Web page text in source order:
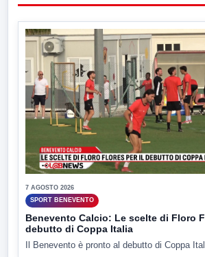
7 AGOSTO 2026
SPORT BENEVENTO
Benevento Calcio: Le scelte di Floro
debutto di Coppa Italia
Il Benevento è pronto al debutto di Coppa